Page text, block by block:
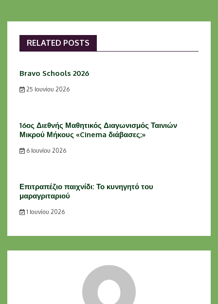
RELATED POSTS
Bravo Schools 2026
25 Ιουνίου 2026
16ος Διεθνής Μαθητικός Διαγωνισμός Ταινιών
Μικρού Μήκους «Cinema διάβασες;»
6 Ιουνίου 2026
Επιτραπέζιο παιχνίδι: Το κυνηγητό του
μαραγριταριού
1 Ιουνίου 2026